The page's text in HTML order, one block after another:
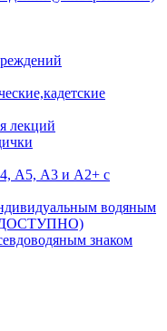
лекций
А5, А3 и А2+ с
водяным
знаком